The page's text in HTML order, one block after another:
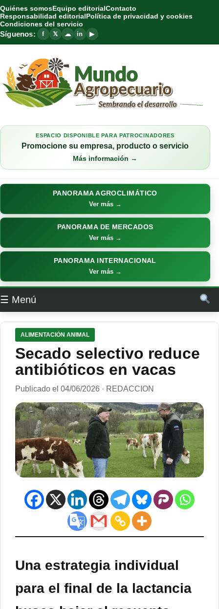
Quiénes somosEquipo editorialContacto
Responsabilidad editorialPolítica de privacidad y cookies
Condiciones del servicio
Síguenos: f 𝕏 ☁ in ▶
ESPACIO DISPONIBLE PARA PATROCINADORES
Promocione su empresa, producto o servicio
Más información →
PANORAMA AGROCLIMÁTICO
Ver más →
PANORAMA DE MERCADOS
Ver más →
PANORAMA INTERNACIONAL
Ver más →
☰ Menú
ALIMENTACIÓN ANIMAL
Secado selectivo reduce
antibióticos en vacas
Publicado el 04/06/2026 · REDACCION
Una estrategia individual
para el final de la lactancia